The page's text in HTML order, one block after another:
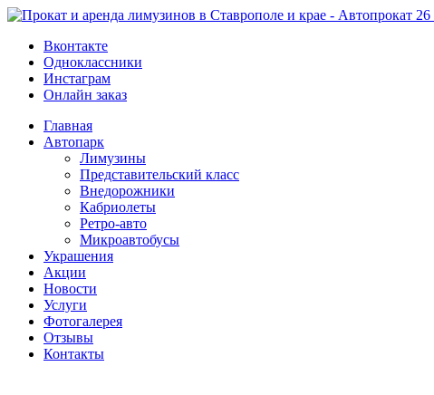
Вконтакте
Одноклассники
Инстаграм
Онлайн заказ
Главная
Автопарк
Лимузины
Представительский класс
Внедорожники
Кабриолеты
Ретро-авто
Микроавтобусы
Украшения
Акции
Новости
Услуги
Фотогалерея
Отзывы
­Контакты